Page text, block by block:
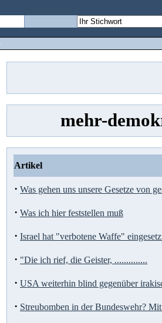
mehr-
Artikel
· Was gehen uns unsere Gesetze von
· Was ich hier feststellen muß
· Israel hat "verbotene Waffe"
· "Die ich rief, die Geister, ..............
· USA weiterhin blind gegenüber
· Streubomben in der Bundeswehr?